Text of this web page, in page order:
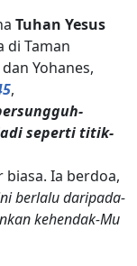
Tuhan Yesus
di Taman
Yohanes,
,
seperti titik-
Ia berdoa,
berlalu daripada-
kehendak-Mu